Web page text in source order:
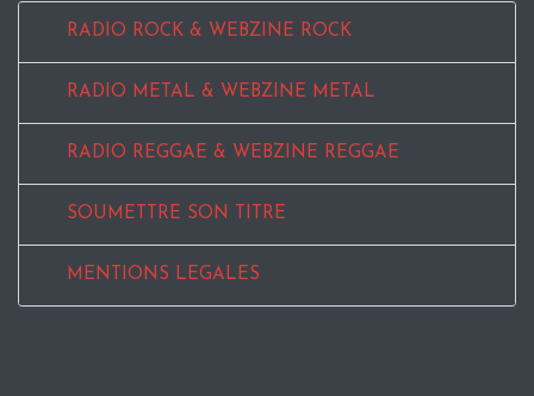
RADIO ROCK & WEBZINE ROCK
RADIO METAL & WEBZINE METAL
RADIO REGGAE & WEBZINE REGGAE
SOUMETTRE SON TITRE
MENTIONS LEGALES